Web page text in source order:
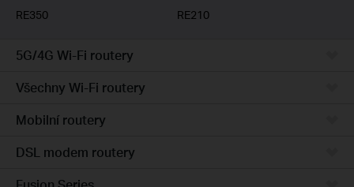
RE350
RE210
5G/4G Wi-Fi routery
Všechny Wi-Fi routery
Mobilní routery
DSL modem routery